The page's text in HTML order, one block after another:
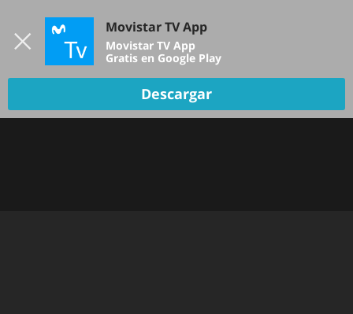
TV EN VIVO
Movistar TV App
Movistar TV App
Gratis en Google Play
Descargar